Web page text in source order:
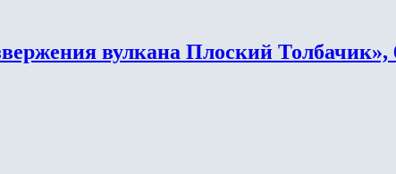
вулкана Плоский Толбачик»,